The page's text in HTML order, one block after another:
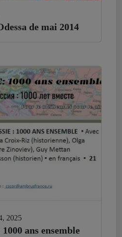
de mai 2014
2025
ans ensemble